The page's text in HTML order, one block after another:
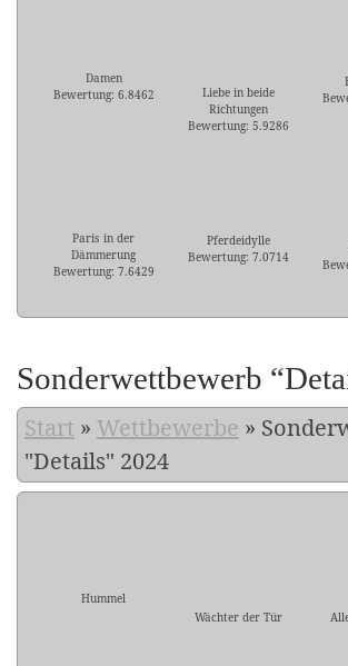
Damen
Bewertung: 6.8462
Liebe in beide
Richtungen
Bewertung: 5.9286
Paris in der
Dämmerung
Bewertung: 7.6429
Pferdeidylle
Bewertung: 7.0714
Sonderwettbewerb
Start » Wettbewerbe »
"Details" 2024
Hummel
Wächter der Tür